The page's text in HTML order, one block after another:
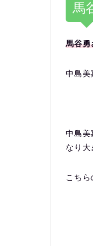
馬
馬谷勇
中島美
中島美
なり大
こちら